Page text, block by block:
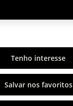
Tenho interesse
Salvar nos favoritos